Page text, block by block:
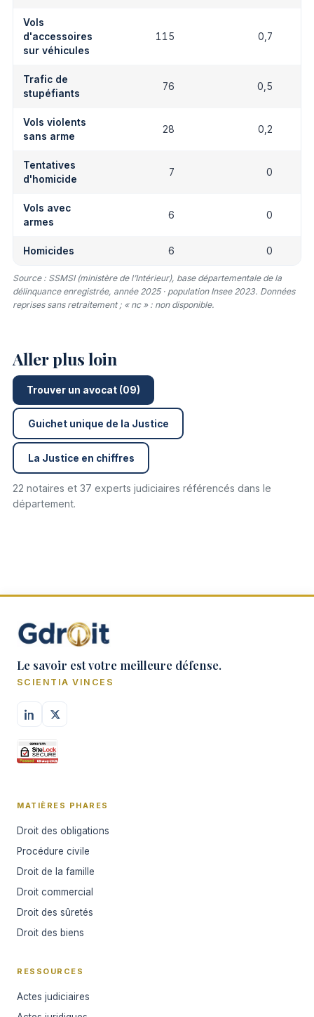
Vols
d'accessoires
sur véhicules
115 0,7
Trafic de
stupéfiants
76 0,5
Vols violents
sans arme
28 0,2
Tentatives
d'homicide
7 0
Vols avec
armes
6 0
Homicides 6 0
Source : SSMSI (ministère de l’Intérieur), base départementale de la
délinquance enregistrée, année 2025 · population Insee 2023. Données
reprises sans retraitement ; « nc » : non disponible.
Aller plus loin
Trouver un avocat (09)
Guichet unique de la Justice
La Justice en chiffres
22 notaires et 37 experts judiciaires référencés dans le
département.
Le savoir est votre meilleure défense.
SCIENTIA VINCES
MATIÈRES PHARES
Droit des obligations
Procédure civile
Droit de la famille
Droit commercial
Droit des sûretés
Droit des biens
RESSOURCES
Actes judiciaires